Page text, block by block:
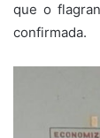
que o
confirmada.